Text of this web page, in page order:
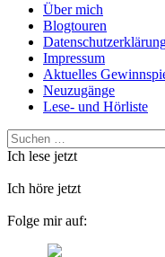
Über mich
Blogtouren
Impressum
Aktuelles
Neuzugänge
Lese- und Hörliste
Suchen
nach:
Ich lese jetzt
Ich höre jetzt
Folge mir auf: